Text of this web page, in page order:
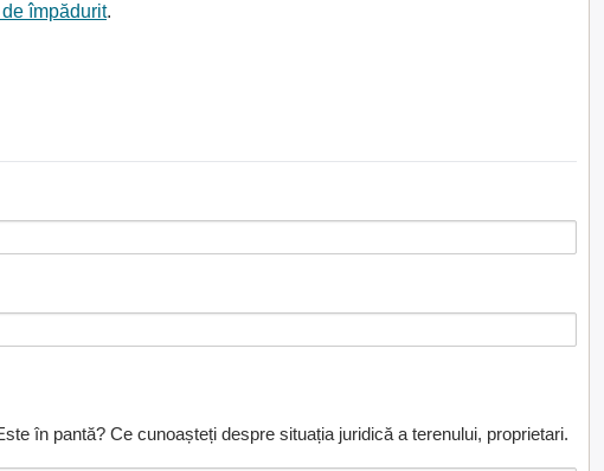
împădurit.
în pantă? Ce cunoașteți despre situația juridică a terenului, proprietari.